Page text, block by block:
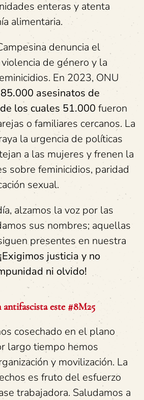
enteras y atenta
alimentaria.
denuncia el
de género y la
En 2023, ONU
85.000 asesinatos de
los cuales 51.000 fueron
o familiares cercanos. La
la urgencia de políticas
a las mujeres y frenen la
sobre feminicidios, paridad
sexual.
alzamos la voz por las
sus nombres; aquellas
presentes en nuestra
¡Exigimos justicia y no
ni olvido!
este #8M25
cosechado en el plano
largo tiempo hemos
y movilización. La
es fruto del esfuerzo
trabajadora. Saludamos a